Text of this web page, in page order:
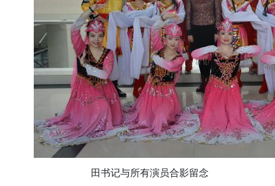
田书记与所有演员合影留念